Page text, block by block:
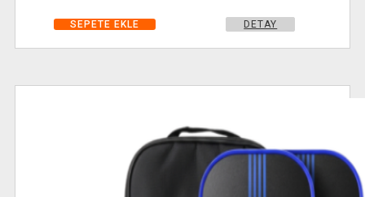
SEPETE EKLE DETAY